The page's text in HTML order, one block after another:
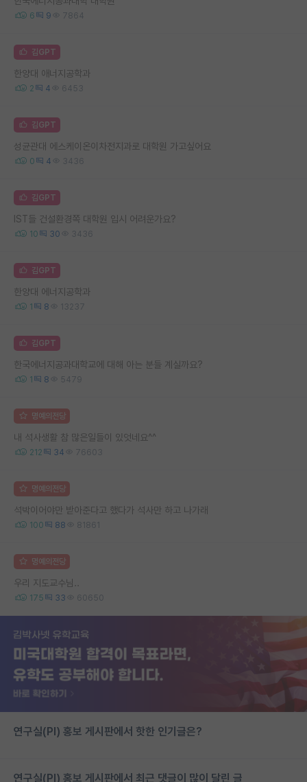
6 9 7864
김GPT
한양대 애너지공학과
2 4 6453
김GPT
성균관대 에스케이온이차전지과로 대학원 가고싶어요
0 4 3436
김GPT
IST들 건설환경쪽 대학원 입시 어려운가요?
10 30 3436
김GPT
한양대 에너지공학과
1 8 13237
김GPT
한국에너지공과대학교에 대해 아는 분들 계실까요?
1 8 5479
명예의전당
내 석사생활 참 많은일들이 있엇네요^^
212 34 76603
명예의전당
석박이어야만 받아준다고 했다가 석사만 하고 나가래
100 88 81861
명예의전당
우리 지도교수님..
175 33 60650
연구실(PI) 홍보 게시판에서 핫한 인기글은?
연구실(PI) 홍보 게시판에서 최근 댓글이 많이 달린 글